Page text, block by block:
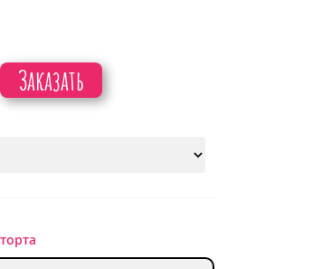
Заказать